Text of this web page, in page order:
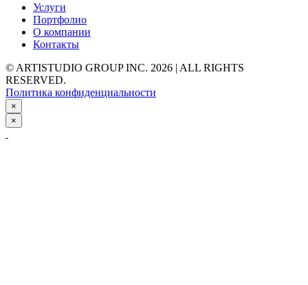
Услуги
Портфолио
О компании
Контакты
© ARTISTUDIO GROUP INC. 2026 | ALL RIGHTS
RESERVED.
Политика конфиденциальности
×
×